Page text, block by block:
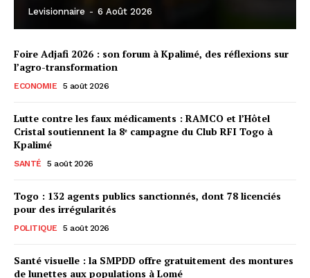
Levisionnaire - 6 Août 2026
Foire Adjafi 2026 : son forum à Kpalimé, des réflexions sur
l’agro-transformation
ECONOMIE 5 août 2026
Lutte contre les faux médicaments : RAMCO et l’Hôtel
Cristal soutiennent la 8ᵉ campagne du Club RFI Togo à
Kpalimé
SANTÉ 5 août 2026
Togo : 132 agents publics sanctionnés, dont 78 licenciés
pour des irrégularités
POLITIQUE 5 août 2026
Santé visuelle : la SMPDD offre gratuitement des montures
de lunettes aux populations à Lomé